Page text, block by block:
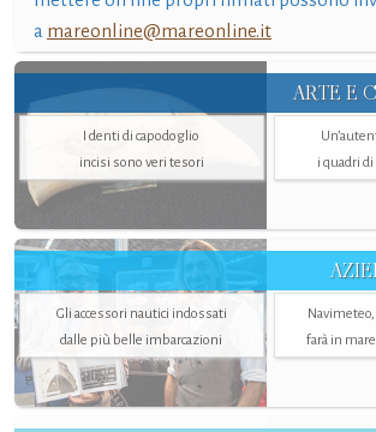
a mareonline@mareonline.it
ARTE E
I denti di capodoglio
incisi sono veri tesori
i quadri
Gli accessori nautici indossati
dalle più belle imbarcazioni
farà in